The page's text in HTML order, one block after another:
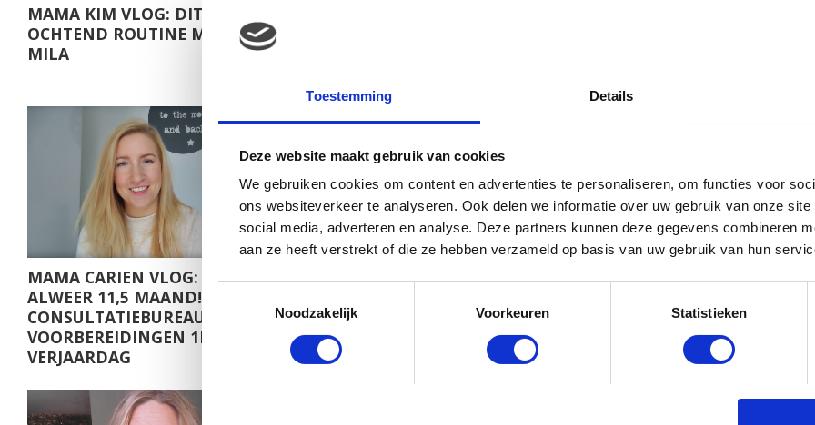
Toestemming Details
Deze website maakt gebruik van cookies
We gebruiken cookies om content en advertenties te personaliseren, om functies voor
ons websiteverkeer te analyseren. Ook delen we informatie over uw gebruik van onze
social media, adverteren en analyse. Deze partners kunnen deze gegevens combineren
aan ze heeft verstrekt of die ze hebben verzameld op basis van uw gebruik van hun
Noodzakelijk
Voorkeuren Statistieken
MAMA KIM VLOG: DIT IS MIJN
OCHTEND ROUTINE MET BABY
MILA
MAMA CARIEN VLOG: NILS
ALWEER 11,5 MAAND!
CONSULTATIEBUREAU EN
VOORBEREIDINGEN 1E
VERJAARDAG
MAMA KIM VLOG: EERSTE
CONSULTATIEBUREAU MET
BABY MILA
MAMA CARIEN VLOG: 11
FAVORIETEN VAN NILS